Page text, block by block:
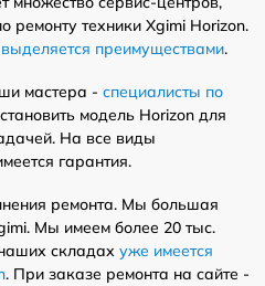
ремонту техники Xgimi Horizon.
преимуществами.
мастера - специалисты по
модель Horizon для
На все виды
гарантия.
ремонта. Мы большая
Мы имеем более 20 тыс.
складах уже имеется
. При заказе ремонта на сайте -